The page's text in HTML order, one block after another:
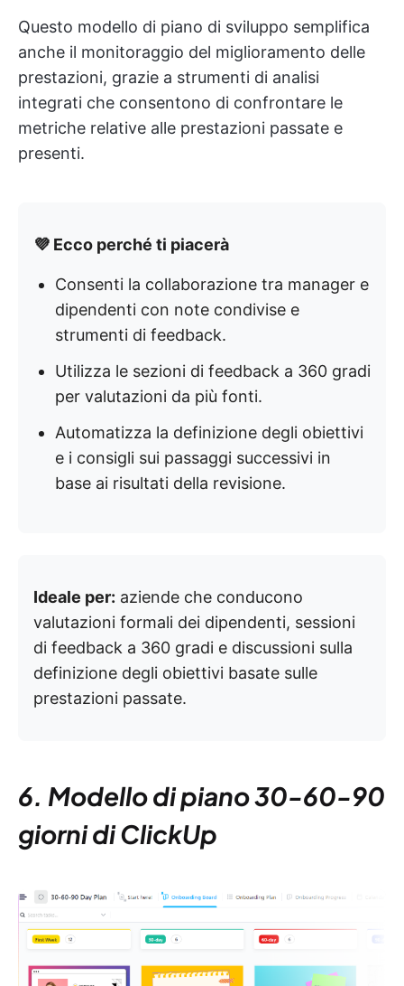
Questo modello di piano di sviluppo semplifica
anche il monitoraggio del miglioramento delle
prestazioni, grazie a strumenti di analisi
integrati che consentono di confrontare le
metriche relative alle prestazioni passate e
presenti.
💜 Ecco perché ti piacerà
Consenti la collaborazione tra manager e
dipendenti con note condivise e
strumenti di feedback.
Utilizza le sezioni di feedback a 360 gradi
per valutazioni da più fonti.
Automatizza la definizione degli obiettivi
e i consigli sui passaggi successivi in
base ai risultati della revisione.
Ideale per: aziende che conducono
valutazioni formali dei dipendenti, sessioni
di feedback a 360 gradi e discussioni sulla
definizione degli obiettivi basate sulle
prestazioni passate.
6. Modello di piano 30-60-90
giorni di ClickUp